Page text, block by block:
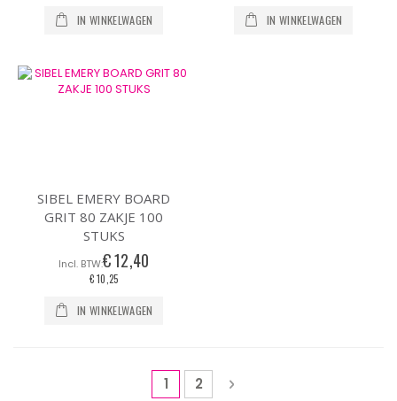
IN WINKELWAGEN IN WINKELWAGEN
SIBEL EMERY BOARD
GRIT 80 ZAKJE 100
STUKS
€ 12,40
€ 10,25
IN WINKELWAGEN
Pagina
U lees momenteel pagina
1 Pagina
2 Pagina
Volgende